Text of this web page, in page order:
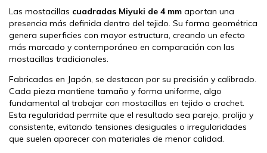
Las mostacillas cuadradas Miyuki de 4 mm aportan una
presencia más definida dentro del tejido. Su forma geométrica
genera superficies con mayor estructura, creando un efecto
más marcado y contemporáneo en comparación con las
mostacillas tradicionales.
Fabricadas en Japón, se destacan por su precisión y calibrado.
Cada pieza mantiene tamaño y forma uniforme, algo
fundamental al trabajar con mostacillas en tejido o crochet.
Esta regularidad permite que el resultado sea parejo, prolijo y
consistente, evitando tensiones desiguales o irregularidades
que suelen aparecer con materiales de menor calidad.